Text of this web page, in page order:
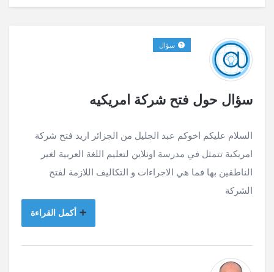
سؤال حول فتح شركة امريكيه
سؤال
السلام عليكم اخوكم عبد الجليل من الجزائر اريد فتح شركة
امريكية تتمثل في مدرسة اونلاين لتعليم اللغة العربية لغير
الناطقين بها فما هي الاجراءات و التكاليف اللازمة لفتح
الشركة
أكمل القراءة